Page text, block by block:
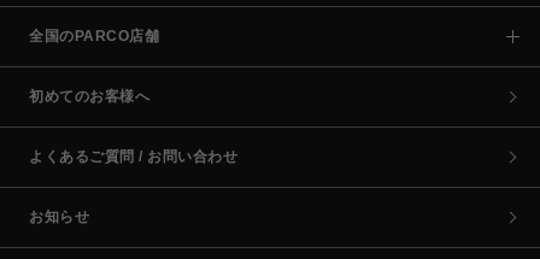
全国のPARCO店舗
初めてのお客様へ
よくあるご質問 / お問い合わせ
お知らせ